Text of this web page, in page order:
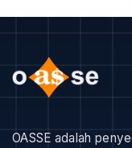
OASSE adalah